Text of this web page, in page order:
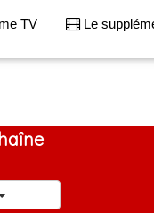
TV Le